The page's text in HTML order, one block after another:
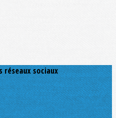
réseaux sociaux